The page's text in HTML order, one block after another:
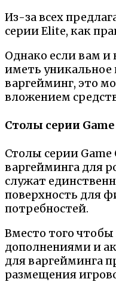
Из-за всех
серии Elite, как
Однако если вам
иметь уникальное
варгейминг, это
вложением
Столы серии
Столы серии
варгейминга для
служат
поверхность для
потребностей.
Вместо того чтобы
дополнениями и
для варгейминга
размещения